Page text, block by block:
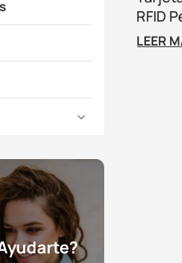
RFID
LEER